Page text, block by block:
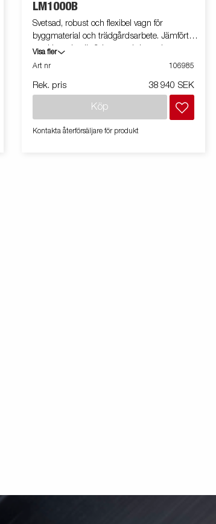
LM1000B
Svetsad, robust och flexibel vagn för
byggmaterial och trädgårdsarbete. Jämfört
med L-serien är flakytan och kapaciteten
större. Utrustad med tippfunktion. Vagnen på
Visa fler
Art nr
106985
Rek. pris 38 940 SEK
Köp
Kontakta återförsäljare för produkt